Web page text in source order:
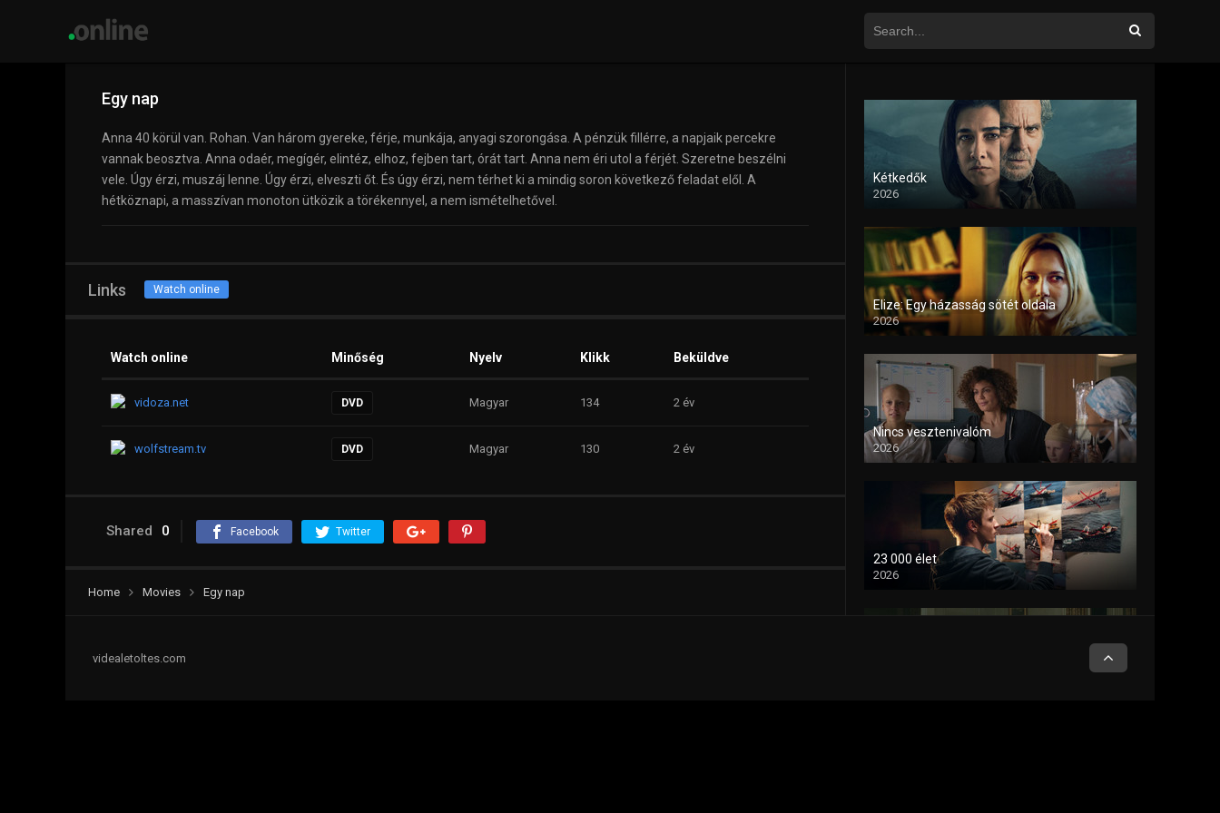
Egy nap
Anna 40 körül van. Rohan. Van három gyereke, férje, munkája, anyagi szorongása. A pénzük fillérre, a napjaik percekre
vannak beosztva. Anna odaér, megígér, elintéz, elhoz, fejben tart, órát tart. Anna nem éri utol a férjét. Szeretne beszélni
vele. Úgy érzi, muszáj lenne. Úgy érzi, elveszti őt. És úgy érzi, nem térhet ki a mindig soron következő feladat elől. A
hétköznapi, a masszívan monoton ütközik a törékennyel, a nem ismételhetővel.
Links Watch online
Watch online Minőség Nyelv Klikk Beküldve
vidoza.net DVD Magyar 134 2 év
wolfstream.tv DVD Magyar 130 2 év
Shared 0 Facebook Twitter
Home Movies Egy nap
Kétkedők
2026
Elize: Egy házasság sötét oldala
2026
Nincs vesztenivalóm
2026
23 000 élet
2026
videaletoltes.com